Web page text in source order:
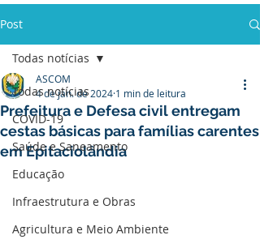
Post
Todas notícias
COVID-19
Saúde e Saneamento
Educação
Infraestrutura e Obras
Agricultura e Meio Ambiente
Todas notícias
Prefeitura e Defesa civil entregam
cestas básicas para famílias carentes
em Epitaciolândia
ASCOM
4 de jan. de 2024 1 min de leitura